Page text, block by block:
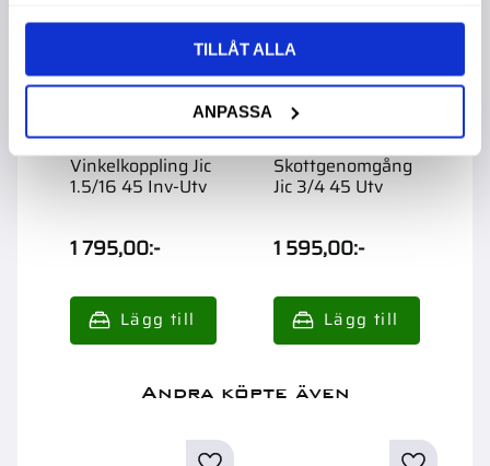
TILLÅT ALLA
ANPASSA
Vinkelkoppling Jic
1.5/16 45 Inv-Utv
1 795,00:-
Skottgenomgång
Jic 3/4 45 Utv
1 595,00:-
Andra köpte även